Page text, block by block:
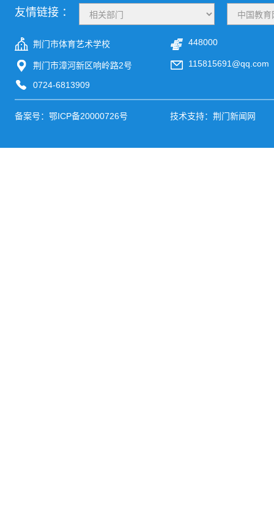
友情链接 ：
荆门市体育艺术学校 448000
荆门市漳河新区响岭路2号 115815691@qq.com
0724-6813909
备案号： 鄂ICP备20000726号 技术支持：荆门新闻网